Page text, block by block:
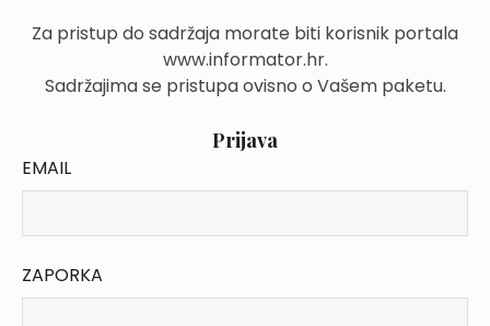
Za pristup do sadržaja morate biti korisnik portala
www.informator.hr.
Sadržajima se pristupa ovisno o Vašem paketu.
Prijava
EMAIL
ZAPORKA